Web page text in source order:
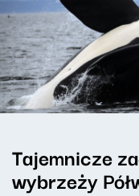
Tajemnicze
wybrzeży